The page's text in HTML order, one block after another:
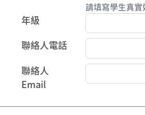
請填寫學生真實
年級
聯絡人電話
聯絡人
Email